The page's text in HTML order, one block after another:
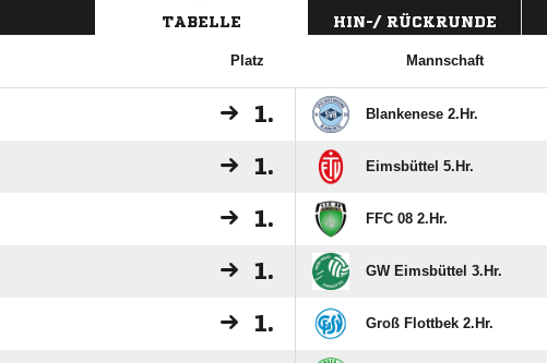
TABELLE HIN-/ RÜCKRUNDE
Platz Mannschaft
1. Blankenese 2.Hr.
1. Eimsbüttel 5.Hr.
1. FFC 08 2.Hr.
1. GW Eimsbüttel 3.Hr.
1. Groß Flottbek 2.Hr.